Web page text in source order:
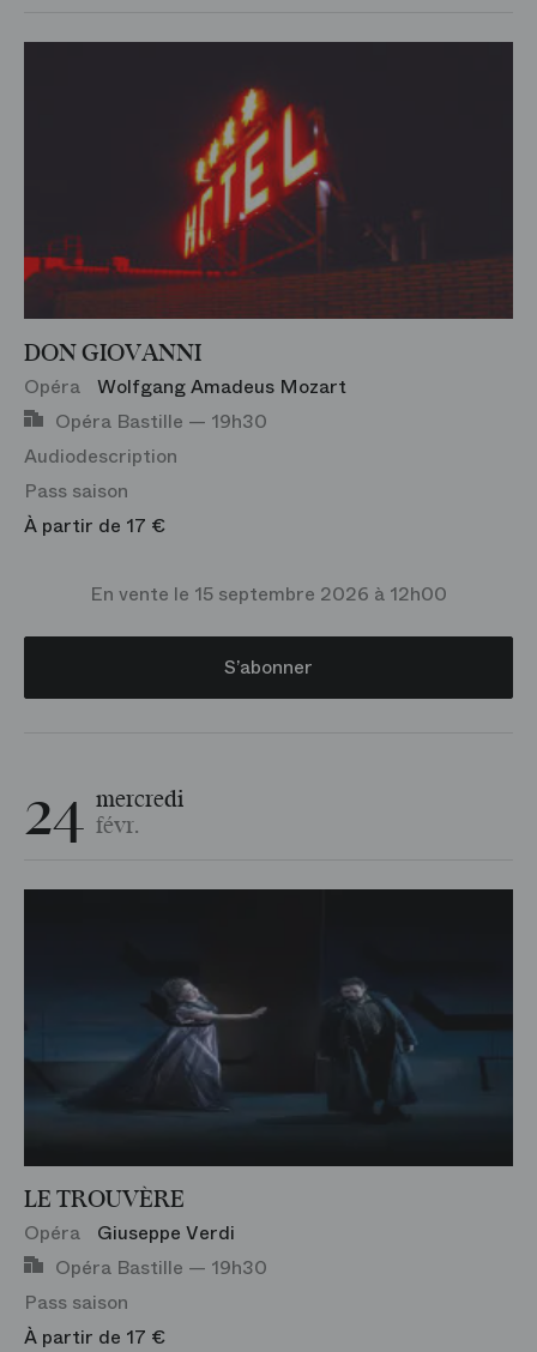
DON GIOVANNI
Opéra
Wolfgang Amadeus Mozart
Opéra Bastille — 19h30
Audiodescription
Pass saison
À partir de 17 €
En vente le 15 septembre 2026 à 12h00
S’abonner
24 mercredi
févr.
LE TROUVÈRE
Opéra
Giuseppe Verdi
Opéra Bastille — 19h30
Pass saison
À partir de 17 €